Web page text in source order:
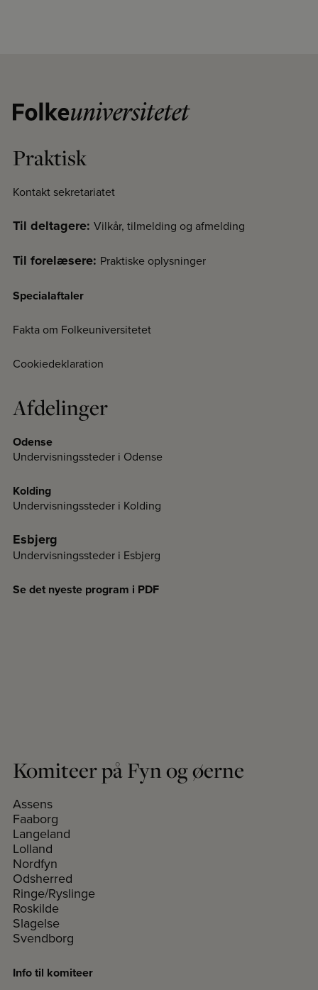
Praktisk
Kontakt sekretariatet
Til deltagere: Vilkår, tilmelding og afmelding
Til forelæsere: Praktiske oplysninger
Specialaftaler
Fakta om Folkeuniversitetet
Cookiedeklaration
Afdelinger
Odense
Undervisningssteder i Odense
Kolding
Undervisningssteder i Kolding
Esbjerg
Undervisningssteder i Esbjerg
Se det nyeste program i PDF
Komiteer på Fyn og øerne
Assens
Faaborg
Langeland
Lolland
Nordfyn
Odsherred
Ringe/Ryslinge
Roskilde
Slagelse
Svendborg
Info til komiteer